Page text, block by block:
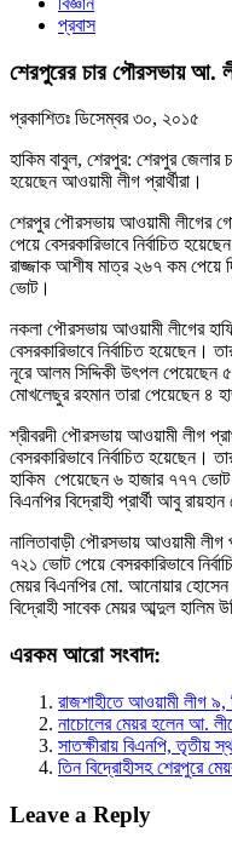
প্রবাস
শেরপুরের চার পৌরসভায় আ.
প্রকাশিতঃ ডিসেম্বর ৩০, ২০১৫
হাকিম বাবুল, শেরপুর: শেরপুর জেলার
হয়েছেন আওয়ামী লীগ প্রার্থীরা।
শেরপুর পৌরসভায় আওয়ামী লীগের
পেয়ে বেসরকারিভাবে নির্বাচিত
রাজ্জাক আশীষ মাত্র ২৬৭ কম পেয়ে
ভোট।
নকলা পৌরসভায় আওয়ামী লীগের
বেসরকারিভাবে নির্বাচিত হয়েছেন।
নূরে আলম সিদ্দিকী উৎপল পেয়েছেন
মোখলেছুর রহমান তারা পেয়েছেন ৪
শ্রীবরদী পৌরসভায় আওয়ামী লীগ
বেসরকারিভাবে নির্বাচিত হয়েছেন।
হাকিম পেয়েছেন ৬ হাজার ৭৭৭
বিএনপির বিদ্রোহী প্রার্থী আবু
নালিতাবাড়ী পৌরসভায় আওয়ামী লীগ
৭২১ ভোট পেয়ে বেসরকারিভাবে
মেয়র বিএনপির মো. আনোয়ার
বিদ্রোহী সাবেক মেয়র আব্দুল
এরকম আরো সংবাদ:
রাজশাহীতে আওয়ামী লীগ ৯,
নাচোলের মেয়র হলেন আ.
সাতক্ষীরায় বিএনপি, তৃতীয়
তিন বিদ্রোহীসহ শেরপুরে
Leave a Reply